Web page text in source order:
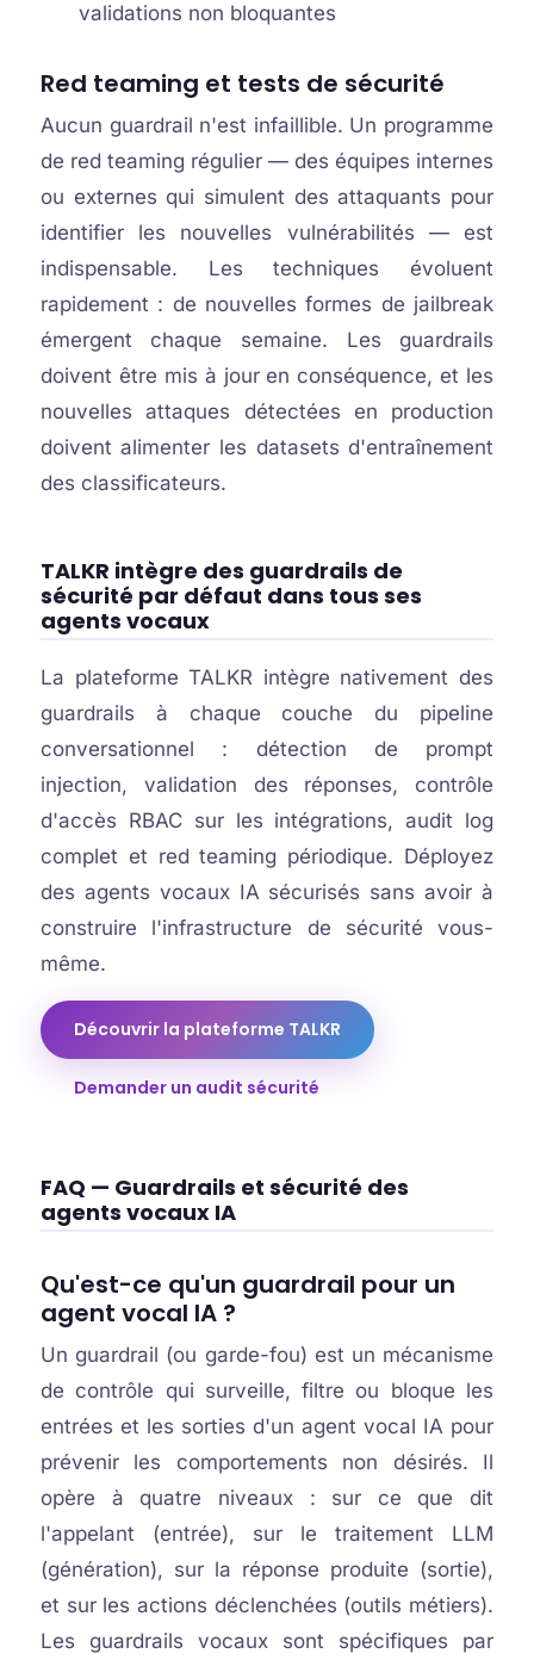
validations non bloquantes
Red teaming et tests de sécurité
Aucun guardrail n'est infaillible. Un programme
de red teaming régulier — des équipes internes
ou externes qui simulent des attaquants pour
identifier les nouvelles vulnérabilités — est
indispensable. Les techniques évoluent
rapidement : de nouvelles formes de jailbreak
émergent chaque semaine. Les guardrails
doivent être mis à jour en conséquence, et les
nouvelles attaques détectées en production
doivent alimenter les datasets d'entraînement
des classificateurs.
TALKR intègre des guardrails de
sécurité par défaut dans tous ses
agents vocaux
La plateforme TALKR intègre nativement des
guardrails à chaque couche du pipeline
conversationnel : détection de prompt
injection, validation des réponses, contrôle
d'accès RBAC sur les intégrations, audit log
complet et red teaming périodique. Déployez
des agents vocaux IA sécurisés sans avoir à
construire l'infrastructure de sécurité vous-
même.
Découvrir la plateforme TALKR
Demander un audit sécurité
FAQ — Guardrails et sécurité des
agents vocaux IA
Qu'est-ce qu'un guardrail pour un
agent vocal IA ?
Un guardrail (ou garde-fou) est un mécanisme
de contrôle qui surveille, filtre ou bloque les
entrées et les sorties d'un agent vocal IA pour
prévenir les comportements non désirés. Il
opère à quatre niveaux : sur ce que dit
l'appelant (entrée), sur le traitement LLM
(génération), sur la réponse produite (sortie),
et sur les actions déclenchées (outils métiers).
Les guardrails vocaux sont spécifiques par